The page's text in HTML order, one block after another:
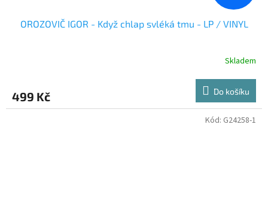
OROZOVIČ IGOR - Když chlap svléká tmu - LP / VINYL
Skladem
499 Kč Do košíku
Kód: G24258-1